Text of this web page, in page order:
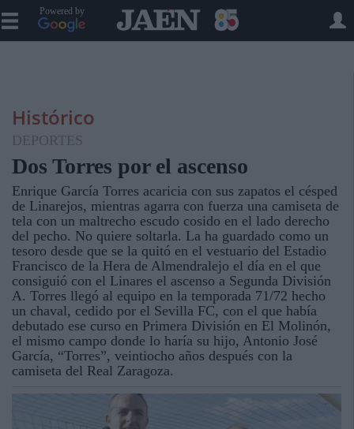
Powered by
Histórico
DEPORTES
Dos Torres por el ascenso
Enrique García Torres acaricia con sus zapatos el césped
de Linarejos, mientras agarra con fuerza una camiseta de
tela con un maltrecho escudo cosido en el lado derecho
del pecho. No quiere soltarla. La ha guardado como un
tesoro desde que se la quitó en el vestuario del Estadio
Francisco de la Hera de Almendralejo el día en el que
consiguió con el Linares el ascenso a Segunda División
A. Torres llegó al equipo en la temporada 71/72 hecho
un chaval, cedido por el Sevilla FC, con el que había
debutado ese curso en Primera División en El Molinón,
el mismo campo donde lo haría su hijo, Antonio José
García, “Torres”, veintiocho años después con la
camiseta del Real Zaragoza.